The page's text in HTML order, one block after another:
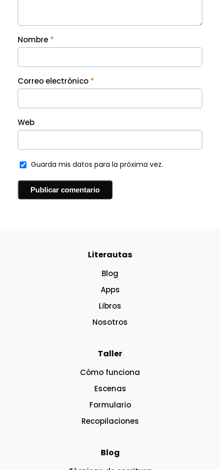
Nombre *
Correo electrónico *
Web
Guarda mis datos para la próxima vez.
Literautas
Blog
Apps
Libros
Nosotros
Taller
Cómo funciona
Escenas
Formulario
Recopilaciones
Blog